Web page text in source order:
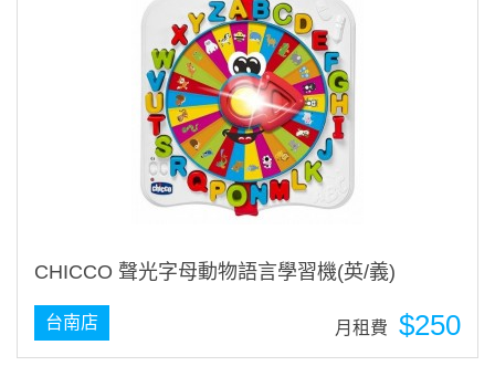
CHICCO 聲光字母動物語言學習機(英/義)
$250
月租費
台南店